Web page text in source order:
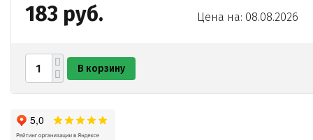
183 руб. Цена на: 08.08.2026
В корзину